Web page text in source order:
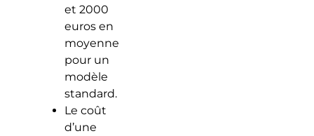
et 2000
euros en
moyenne
pour un
modèle
standard.
Le coût
d’une